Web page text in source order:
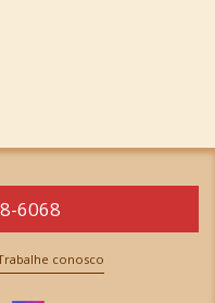
6068
conosco